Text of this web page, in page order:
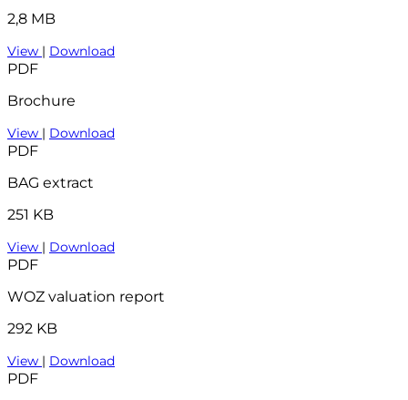
2,8 MB
View | Download
PDF
Brochure
View | Download
PDF
BAG extract
251 KB
View | Download
PDF
WOZ valuation report
292 KB
View | Download
PDF